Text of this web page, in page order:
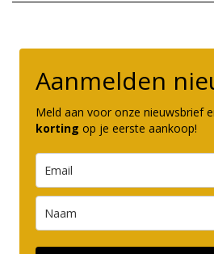
Aanmelden
Meld aan voor onze nieuwsbrief
korting op je eerste aankoop!